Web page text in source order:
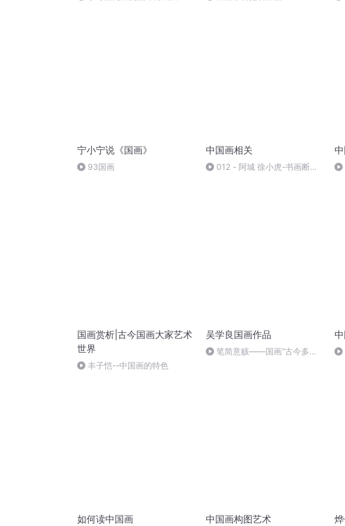
宁小宁说《国画》
93国画
中国画相关
012 - 阿城 徐小虎-书画断代
国画赏析|古今国画大家艺术
世界
丰子恺--中国画的特色
吴学良国画作品
笔简意赅——国画“古今多少
如何读中国画 中国画构图艺术